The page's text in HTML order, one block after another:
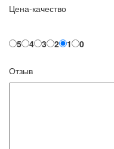
Цена-качество
5 4 3 2 1 0
Отзыв